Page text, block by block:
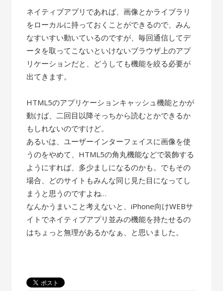
ネイティブアプリであれば、画像とかライブラリ
をローカルに持っておくことができるので、みん
なすいすい動いているのですが、毎回通信してデ
ータを取ってこないといけないブラウザ上のアプ
リケーションだと、どうしても機能を絞る必要が
出てきます。
HTML5のアプリケーションキャッシュ機能とかが
動けば、二回目以降そっちから読むとかできるか
もしれないのですけど。
あるいは、ユーザーインターフェイスに画像を使
うのをやめて、HTML5の角丸機能などで装飾する
ようにすれば、多少ましになるのかも。でもその
場合、どのサイトもみんな同じ見た目になってし
まうと思うのですよね…
なんかうまいこと考えないと、iPhone向けWEBサ
イトでネイティブアプリ並みの機能を持たせるの
はちょっと無理があるかなぁ、と思いました。